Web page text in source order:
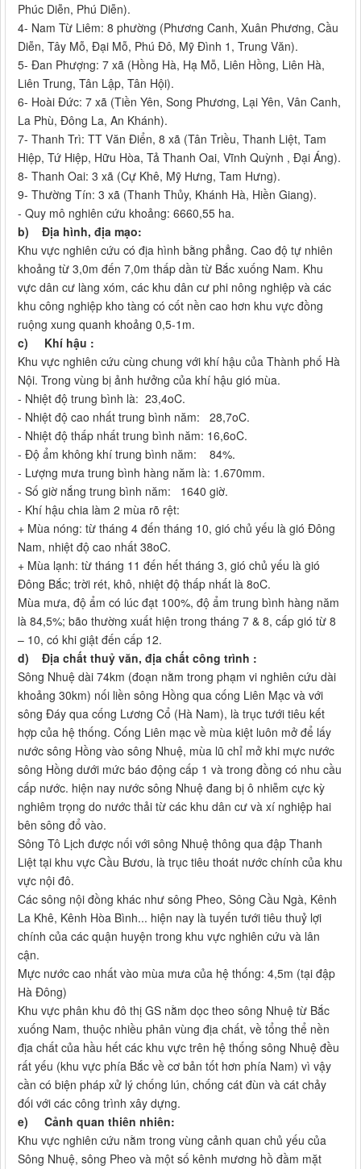
Phúc Diễn, Phú Diễn).
4- Nam Từ Liêm: 8 phường (Phương Canh, Xuân Phương, Cầu
Diễn, Tây Mỗ, Đại Mỗ, Phú Đô, Mỹ Đình 1, Trung Văn).
5- Đan Phượng: 7 xã (Hồng Hà, Hạ Mỗ, Liên Hồng, Liên Hà,
Liên Trung, Tân Lập, Tân Hội).
6- Hoài Đức: 7 xã (Tiền Yên, Song Phương, Lại Yên, Vân Canh,
La Phù, Đông La, An Khánh).
7- Thanh Trì: TT Văn Điển, 8 xã (Tân Triều, Thanh Liệt, Tam
Hiệp, Tứ Hiệp, Hữu Hòa, Tả Thanh Oai, Vĩnh Quỳnh , Đại Áng).
8- Thanh Oai: 3 xã (Cự Khê, Mỹ Hưng, Tam Hưng).
9- Thường Tín: 3 xã (Thanh Thủy, Khánh Hà, Hiền Giang).
- Quy mô nghiên cứu khoảng: 6660,55 ha.
b) Địa hình, địa mạo:
Khu vực nghiên cứu có địa hình bằng phẳng. Cao độ tự nhiên
khoảng từ 3,0m đến 7,0m thấp dần từ Bắc xuống Nam. Khu
vực dân cư làng xóm, các khu dân cư phi nông nghiệp và các
khu công nghiệp kho tàng có cốt nền cao hơn khu vực đồng
ruộng xung quanh khoảng 0,5-1m.
c) Khí hậu :
Khu vực nghiên cứu cùng chung với khí hậu của Thành phố Hà
Nội. Trong vùng bị ảnh hưởng của khí hậu gió mùa.
- Nhiệt độ trung bình là: 23,4oC.
- Nhiệt độ cao nhất trung bình năm: 28,7oC.
- Nhiệt độ thấp nhất trung bình năm: 16,6oC.
- Độ ẩm không khí trung bình năm: 84%.
- Lượng mưa trung bình hàng năm là: 1.670mm.
- Số giờ nắng trung bình năm: 1640 giờ.
- Khí hậu chia làm 2 mùa rõ rệt:
+ Mùa nóng: từ tháng 4 đến tháng 10, gió chủ yếu là gió Đông
Nam, nhiệt độ cao nhất 38oC.
+ Mùa lạnh: từ tháng 11 đến hết tháng 3, gió chủ yếu là gió
Đông Bắc; trời rét, khô, nhiệt độ thấp nhất là 8oC.
Mùa mưa, độ ẩm có lúc đạt 100%, độ ẩm trung bình hàng năm
là 84,5%; bão thường xuất hiện trong tháng 7 & 8, cấp gió từ 8
– 10, có khi giật đến cấp 12.
d) Địa chất thuỷ văn, địa chất công trình :
Sông Nhuệ dài 74km (đoạn nằm trong phạm vi nghiên cứu dài
khoảng 30km) nối liền sông Hồng qua cống Liên Mạc và với
sông Đáy qua cống Lương Cổ (Hà Nam), là trục tưới tiêu kết
hợp của hệ thống. Cống Liên mạc về mùa kiệt luôn mở để lấy
nước sông Hồng vào sông Nhuệ, mùa lũ chỉ mở khi mực nước
sông Hồng dưới mức báo động cấp 1 và trong đồng có nhu cầu
cấp nước. hiện nay nước sông Nhuệ đang bị ô nhiễm cực kỳ
nghiêm trọng do nước thải từ các khu dân cư và xí nghiệp hai
bên sông đổ vào.
Sông Tô Lịch được nối với sông Nhuệ thông qua đập Thanh
Liệt tại khu vực Cầu Bươu, là trục tiêu thoát nước chính của khu
vực nội đô.
Các sông nội đồng khác như sông Pheo, Sông Cầu Ngà, Kênh
La Khê, Kênh Hòa Bình... hiện nay là tuyến tưới tiêu thuỷ lợi
chính của các quận huyện trong khu vực nghiên cứu và lân
cận.
Mực nước cao nhất vào mùa mưa của hệ thống: 4,5m (tại đập
Hà Đông)
Khu vực phân khu đô thị GS nằm dọc theo sông Nhuệ từ Bắc
xuống Nam, thuộc nhiều phân vùng địa chất, về tổng thể nền
địa chất của hầu hết các khu vực trên hệ thống sông Nhuệ đều
rất yếu (khu vực phía Bắc về cơ bản tốt hơn phía Nam) vì vậy
cần có biện pháp xử lý chống lún, chống cát đùn và cát chảy
đối với các công trình xây dựng.
e) Cảnh quan thiên nhiên:
Khu vực nghiên cứu nằm trong vùng cảnh quan chủ yếu của
Sông Nhuệ, sông Pheo và một số kênh mương hồ đầm mặt